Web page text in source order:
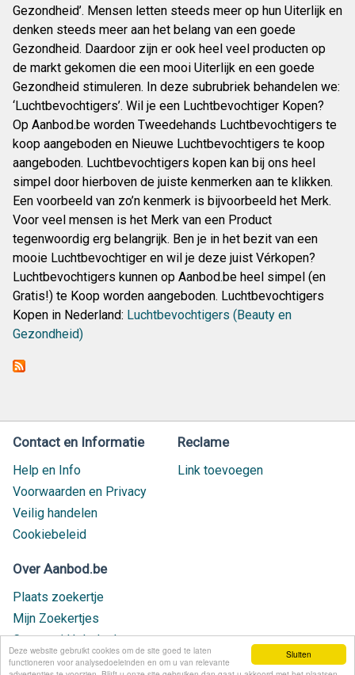
Sluiten
Deze website gebruikt cookies om de site goed te laten
functioneren voor analysedoeleinden en om u van relevante
Gezondheid’. Mensen letten steeds meer op hun Uiterlijk en
denken steeds meer aan het belang van een goede
Gezondheid. Daardoor zijn er ook heel veel producten op
de markt gekomen die een mooi Uiterlijk en een goede
Gezondheid stimuleren. In deze subrubriek behandelen we:
‘Luchtbevochtigers’. Wil je een Luchtbevochtiger Kopen?
Op Aanbod.be worden Tweedehands Luchtbevochtigers te
koop aangeboden en Nieuwe Luchtbevochtigers te koop
aangeboden. Luchtbevochtigers kopen kan bij ons heel
simpel door hierboven de juiste kenmerken aan te klikken.
Een voorbeeld van zo’n kenmerk is bijvoorbeeld het Merk.
Voor veel mensen is het Merk van een Product
tegenwoordig erg belangrijk. Ben je in het bezit van een
mooie Luchtbevochtiger en wil je deze juist Vérkopen?
Luchtbevochtigers kunnen op Aanbod.be heel simpel (en
Gratis!) te Koop worden aangeboden. Luchtbevochtigers
Kopen in Nederland: Luchtbevochtigers (Beauty en
Gezondheid)
Contact en Informatie
Help en Info
Voorwaarden en Privacy
Veilig handelen
Cookiebeleid
Reclame
Link toevoegen
Over Aanbod.be
Plaats zoekertje
Mijn Zoekertjes
Contact / Helpdesk
Nieuw geplaatst